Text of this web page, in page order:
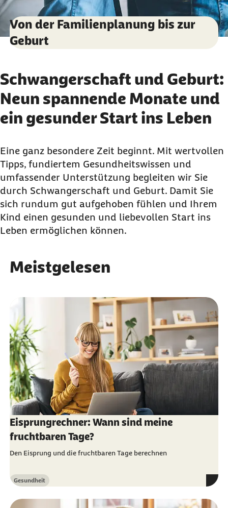
Von der Familienplanung bis zur
Geburt
Schwangerschaft und Geburt:
Neun spannende Monate und
ein gesunder Start ins Leben
Eine ganz besondere Zeit beginnt. Mit wertvollen
Tipps, fundiertem Gesundheitswissen und
umfassender Unterstützung begleiten wir Sie
durch Schwangerschaft und Geburt. Damit Sie
sich rundum gut aufgehoben fühlen und Ihrem
Kind einen gesunden und liebevollen Start ins
Leben ermöglichen können.
Meistgelesen
Eisprungrechner: Wann sind meine
fruchtbaren Tage?
Den Eisprung und die fruchtbaren Tage berechnen
Kategorie
Gesundheit